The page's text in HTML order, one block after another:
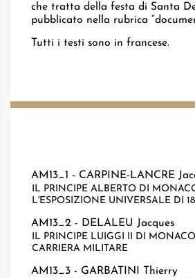
che tratta della festa di Santa
pubblicato nella rubrica
Tutti i testi sono in francese.
AM13_1 - CARPINE-LANCRE
IL PRINCIPE ALBERTO DI
L'ESPOSIZIONE UNIVERSALE DI
AM13_2 - DELALEU Jacques
IL PRINCIPE LUIGGI II DI
CARRIERA MILITARE
AM13_3 - GARBATINI Thierry